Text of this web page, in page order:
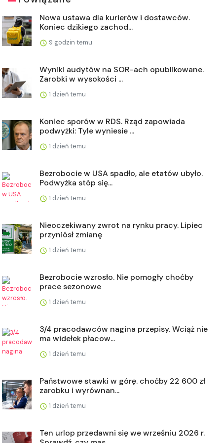
Nowa ustawa dla kurierów i dostawców.
Koniec dzikiego zachod...
9 godzin temu
Wyniki audytów na SOR-ach opublikowane.
Zarobki w wysokości ...
1 dzień temu
Koniec sporów w RDS. Rząd zapowiada
podwyżki: Tyle wyniesie ...
1 dzień temu
Bezrobocie w USA spadło, ale etatów ubyło.
Podwyżka stóp się...
1 dzień temu
Nieoczekiwany zwrot na rynku pracy. Lipiec
przyniósł zmianę
1 dzień temu
Bezrobocie wzrosło. Nie pomogły choćby
prace sezonowe
1 dzień temu
3/4 pracodawców nagina przepisy. Wciąż nie
ma widełek płacow...
1 dzień temu
Państwowe stawki w górę. choćby 22 600 zł
zarobku i wyrównan...
1 dzień temu
Ten urlop przedawni się we wrześniu 2026 r.